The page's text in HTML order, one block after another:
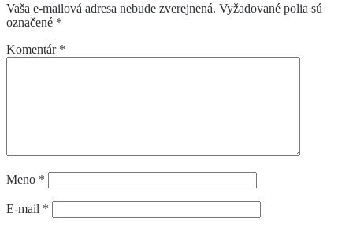
Vaša e-mailová adresa nebude zverejnená. Vyžadované polia sú
označené *
Komentár *
Meno *
E-mail *